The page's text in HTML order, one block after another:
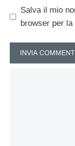
Salva il mio
browser per